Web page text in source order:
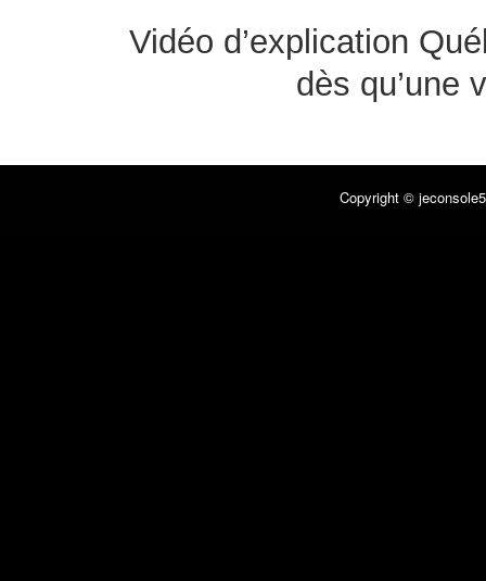
Vidéo d’explication
dès qu’une
Copyright ©